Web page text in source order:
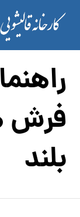
فرش
بلند